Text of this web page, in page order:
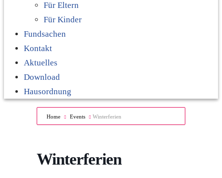
Für Eltern
Für Kinder
Fundsachen
Kontakt
Aktuelles
Download
Hausordnung
Home Events Winterferien
Winterferien